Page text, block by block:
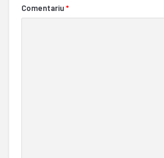
Comentariu*